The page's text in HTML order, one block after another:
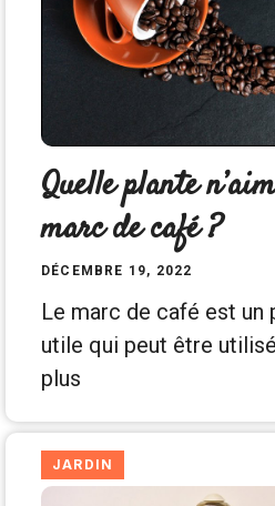
Quelle plante
marc de café ?
DÉCEMBRE 19, 2022
Le marc de café est un
utile qui peut être
plus
JARDIN